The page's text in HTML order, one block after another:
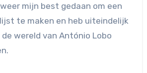
mijn best gedaan om een
te maken en heb uiteindelijk
de wereld van António Lobo